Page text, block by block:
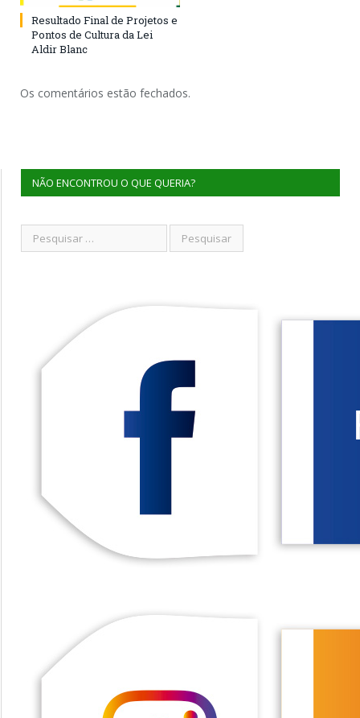
Resultado Final de Projetos e
Pontos de Cultura da Lei
Aldir Blanc
Os comentários estão fechados.
NÃO ENCONTROU O QUE QUERIA?